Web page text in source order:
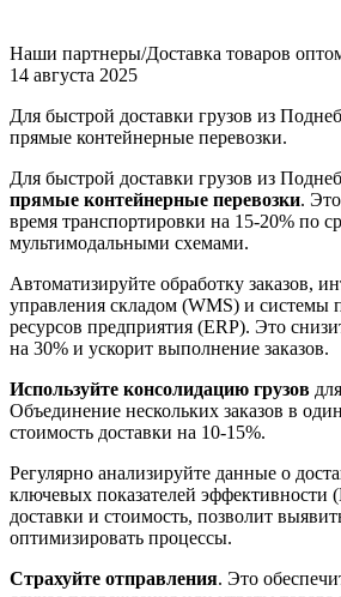
Наши партнеры/Доставка товаров
14 августа 2025
Для быстрой доставки грузов из
прямые контейнерные перевозки.
Для быстрой доставки грузов из
прямые контейнерные перевозки.
время транспортировки на 15-20% по
мультимодальными схемами.
Автоматизируйте обработку заказов,
управления складом (WMS) и системы
ресурсов предприятия (ERP). Это
на 30% и ускорит выполнение заказов.
Используйте консолидацию грузов
Объединение нескольких заказов в
стоимость доставки на 10-15%.
Регулярно анализируйте данные о
ключевых показателей эффективности
доставки и стоимость, позволит
оптимизировать процессы.
Страхуйте отправления. Это